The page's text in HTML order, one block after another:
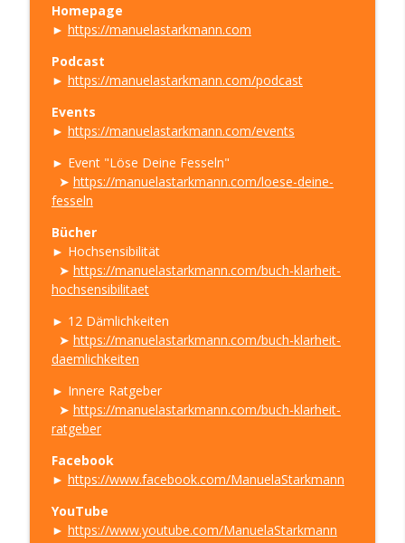
Homepage
► https://manuelastarkmann.com
Podcast
► https://manuelastarkmann.com/podcast
Events
► https://manuelastarkmann.com/events
► Event "Löse Deine Fesseln"
➤ https://manuelastarkmann.com/loese-deine-
fesseln
Bücher
► Hochsensibilität
➤ https://manuelastarkmann.com/buch-klarheit-
hochsensibilitaet
► 12 Dämlichkeiten
➤ https://manuelastarkmann.com/buch-klarheit-
daemlichkeiten
► Innere Ratgeber
➤ https://manuelastarkmann.com/buch-klarheit-
ratgeber
Facebook
► https://www.facebook.com/ManuelaStarkmann
YouTube
► https://www.youtube.com/ManuelaStarkmann